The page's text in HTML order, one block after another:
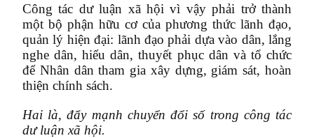
Công tác dư luận xã hội vì vậy phải trở thành
một bộ phận hữu cơ của phương thức lãnh đạo,
quản lý hiện đại: lãnh đạo phải dựa vào dân, lắng
nghe dân, hiểu dân, thuyết phục dân và tổ chức
để Nhân dân tham gia xây dựng, giám sát, hoàn
thiện chính sách.
Hai là, đẩy mạnh chuyển đổi số trong công tác
dư luận xã hội.